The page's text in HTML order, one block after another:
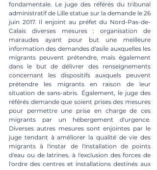
fondamentale. Le juge des référés du tribunal
administratif de Lille statue sur la demande le 26
juin 2017. Il enjoint au préfet du Nord-Pas-de-
Calais diverses mesures : organisation de
maraudes ayant pour but une meilleure
information des demandes d'asile auxquelles les
migrants peuvent prétendre, mais également
dans le but de délivrer des renseignements
concernant les dispositifs auxquels peuvent
prétendre les migrants en raison de leur
situation de sans-abris. Également, le juge des
référés demande que soient prises des mesures
pour permettre une prise en charge de ces
migrants par un hébergement d'urgence.
Diverses autres mesures sont enjointes par le
juge tendant à améliorer la qualité de vie des
migrants à l'instar de l'installation de points
d'eau ou de latrines, à l'exclusion des forces de
l'ordre des centres et installations destinés aux